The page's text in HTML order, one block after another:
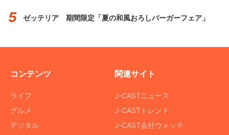
ゼッテリア 期間限定「夏の和風おろしバーガーフェア」
コンテンツ
ライフ
グルメ
デジタル
関連サイト
J-CASTニュース
J-CASTトレンド
J-CAST会社ウォッチ